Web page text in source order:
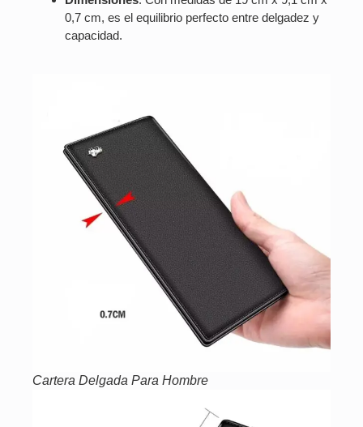
0,7 cm, es el equilibrio perfecto entre delgadez y
capacidad.
Cartera Delgada Para Hombre